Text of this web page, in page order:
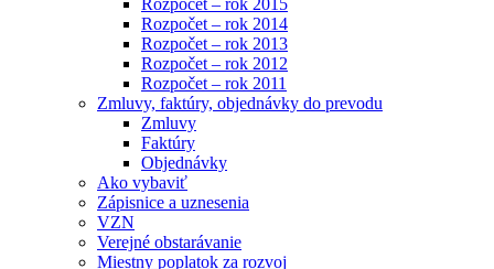
Rozpočet – rok 2015
Rozpočet – rok 2014
Rozpočet – rok 2013
Rozpočet – rok 2012
Rozpočet – rok 2011
Zmluvy, faktúry, objednávky do prevodu
Zmluvy
Faktúry
Objednávky
Ako vybaviť
Zápisnice a uznesenia
VZN
Verejné obstarávanie
Miestny poplatok za rozvoj